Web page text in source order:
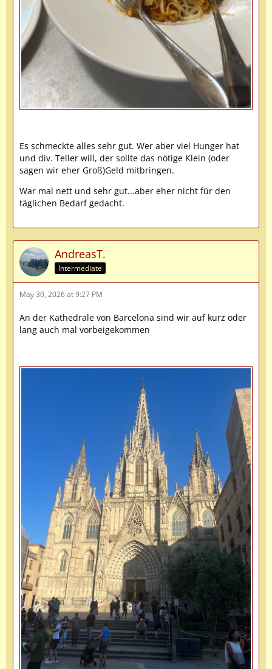
Es schmeckte alles sehr gut. Wer aber viel Hunger hat
und div. Teller will, der sollte das nötige Klein (oder
sagen wir eher Groß)Geld mitbringen.
War mal nett und sehr gut...aber eher nicht für den
täglichen Bedarf gedacht.
AndreasT.
Intermediate
May 30, 2026 at 9:27 PM
An der Kathedrale von Barcelona sind wir auf kurz oder
lang auch mal vorbeigekommen